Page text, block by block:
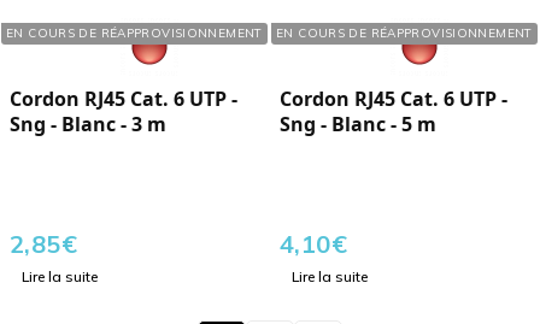
EN COURS DE RÉAPPROVISIONNEMENT
Réf. : 121034
Cordon RJ45 Cat. 6 UTP -
Sng - Blanc - 3 m
2,85€
Lire la suite
EN COURS DE RÉAPPROVISIONNEMENT
Réf. : 121054
Cordon RJ45 Cat. 6 UTP -
Sng - Blanc - 5 m
4,10€
Lire la suite